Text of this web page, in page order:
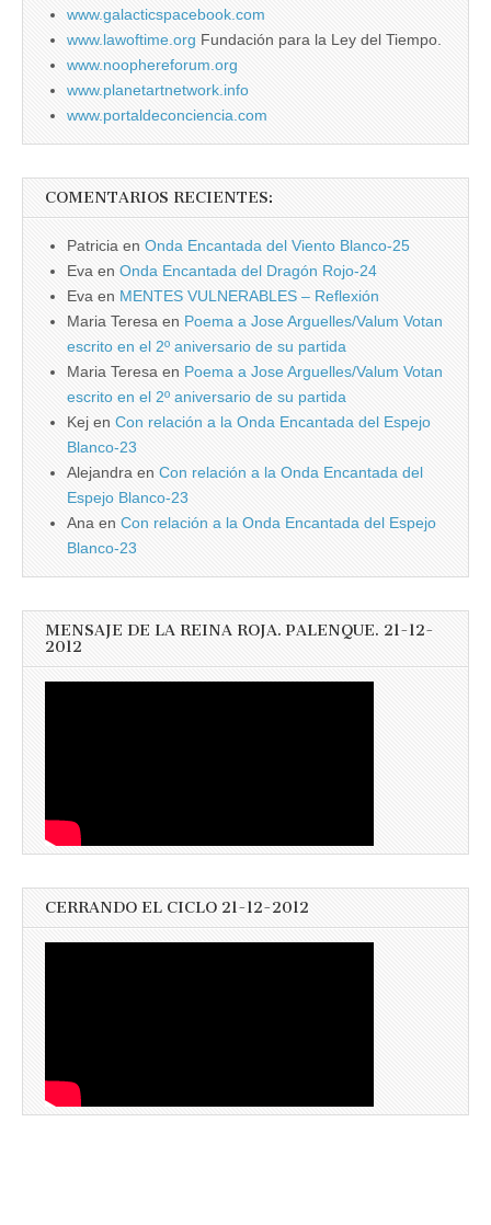
www.galacticspacebook.com
www.lawoftime.org Fundación para la Ley del Tiempo.
www.noophereforum.org
www.planetartnetwork.info
www.portaldeconciencia.com
COMENTARIOS RECIENTES:
Patricia en Onda Encantada del Viento Blanco-25
Eva en Onda Encantada del Dragón Rojo-24
Eva en MENTES VULNERABLES – Reflexión
Maria Teresa en Poema a Jose Arguelles/Valum Votan
escrito en el 2º aniversario de su partida
Maria Teresa en Poema a Jose Arguelles/Valum Votan
escrito en el 2º aniversario de su partida
Kej en Con relación a la Onda Encantada del Espejo
Blanco-23
Alejandra en Con relación a la Onda Encantada del
Espejo Blanco-23
Ana en Con relación a la Onda Encantada del Espejo
Blanco-23
MENSAJE DE LA REINA ROJA. PALENQUE. 21-12-
2012
CERRANDO EL CICLO 21-12-2012